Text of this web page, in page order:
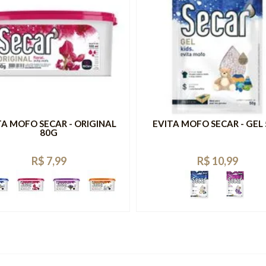
MOFO SECAR - ORIGINAL
80G
R$ 7,99
EVITA MOFO SECAR - GEL
R$ 10,99